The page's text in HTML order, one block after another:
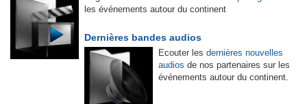
les événements autour du continent
Dernières bandes audios
Ecouter les dernières nouvelles
audios de nos partenaires sur les
événements autour du continent.